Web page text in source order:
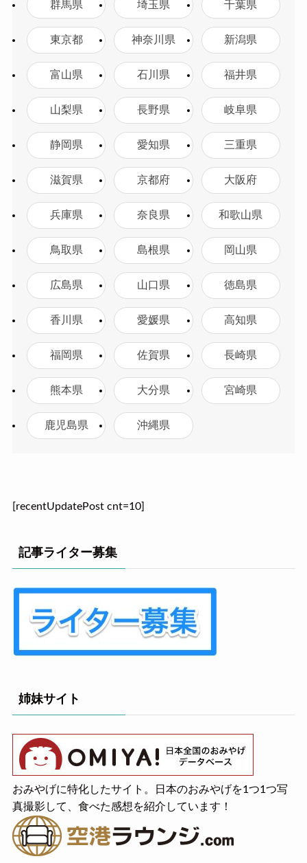
群馬県 埼玉県 千葉県
東京都 神奈川県 新潟県
富山県 石川県 福井県
山梨県 長野県 岐阜県
静岡県 愛知県 三重県
滋賀県 京都府 大阪府
兵庫県 奈良県 和歌山県
鳥取県 島根県 岡山県
広島県 山口県 徳島県
香川県 愛媛県 高知県
福岡県 佐賀県 長崎県
熊本県 大分県 宮崎県
鹿児島県 沖縄県
[recentUpdatePost cnt=10]
記事ライター募集
姉妹サイト
おみやげに特化したサイト。日本のおみやげを1つ1つ写
真撮影して、食べた感想を紹介しています！